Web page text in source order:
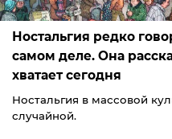
Ностальгия редко
самом деле. Она
хватает сегодня
Ностальгия в массовой
случайной.